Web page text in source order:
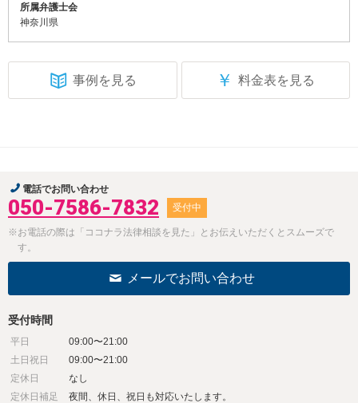
所属弁護士会
神奈川県
事例を見る ￥ 料金表を見る
電話でお問い合わせ
050-7586-7832 受付中
※お電話の際は「ココナラ法律相談を見た」とお伝えいただくとスムーズで
す。
メールでお問い合わせ
受付時間
平日
09:00〜21:00
土日祝日
09:00〜21:00
定休日
なし
定休日補足
夜間、休日、祝日も対応いたします。